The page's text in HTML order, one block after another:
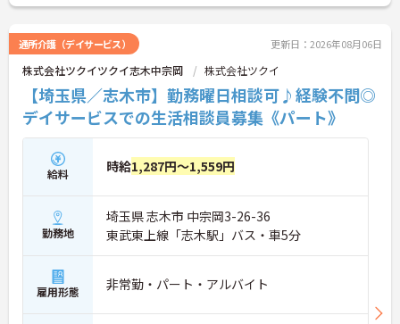
通所介護（デイサービス） 更新日：2026年08月06日
株式会社ツクイツクイ志木中宗岡 株式会社ツクイ
【埼玉県／志木市】勤務曜日相談可♪経験不問◎
デイサービスでの生活相談員募集《パート》
給料 時給1,287円～1,559円
勤務地
埼玉県 志木市 中宗岡3-26-36
東武東上線「志木駅」バス・車5分
雇用形態 非常勤・パート・アルバイト